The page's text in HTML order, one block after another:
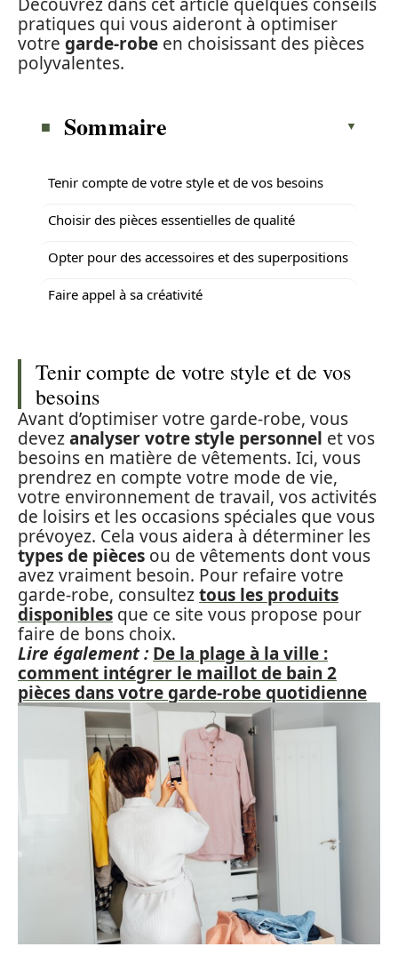
pratiques qui vous aideront à optimiser
votre garde-robe en choisissant des pièces
polyvalentes.
Sommaire
Tenir compte de votre style et de vos besoins
Choisir des pièces essentielles de qualité
Opter pour des accessoires et des superpositions
Faire appel à sa créativité
Tenir compte de votre style et de vos
besoins
Avant d’optimiser votre garde-robe, vous
devezanalyser votre style personnel et vos
besoins en matière de vêtements. Ici, vous
prendrez en compte votre mode de vie,
votre environnement de travail, vos activités
de loisirs et les occasions spéciales que vous
prévoyez. Cela vous aidera à déterminer les
types de pièces ou de vêtements dont vous
avez vraiment besoin. Pour refaire votre
garde-robe, consulteztous les produits
disponibles que ce site vous propose pour
faire de bons choix.
Lire également : De la plage à la ville :
comment intégrer le maillot de bain 2
pièces dans votre garde-robe quotidienne